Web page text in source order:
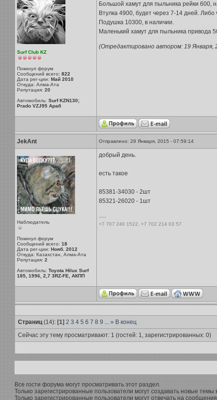
Surf Club KZ
Покинул форум
Сообщений всего: 822
Дата рег-ции: Май 2010
Откуда: Алма-Ата
Репутация: 20
Автомобиль: Surf KZN130;
Prado VZJ95 Араб
Большой хамут для пыльника рейки 600,
Втулка 4900, будет через 7-14 дней.
Подушка 10300, в наличии.
Маленький хамут для пыльника привода
(Отредактировано автором: 19 Января,
JekAnt Отправлено: 29 Января, 2015 - 07:59:14
Наблюдатель
Покинул форум
Сообщений всего: 18
Дата рег-ции: Нояб. 2012
Откуда: Казахстан, Алма-Ата
Репутация: 2
Автомобиль: Toyota Hilux Surf
185, 1996, 2,7 3RZ-FE, АКПП
добрый день.
есть такое
85381-34030 - 2шт
85321-26020 - 1шт
-----
+7 707 240 1522, +7 702 214 03 57
Страниц(14): [1] 2 3 4 5 6 7 8 9 ... » В конец
Сейчас эту тему просматривают: 1 (гостей: 1, зарегистрированных: 0)
Все гости форума могут просматривать этот раздел.
Только зарегистрированные пользователи могут создавать новые темы
Только зарегистрированные пользователи могут отвечать на